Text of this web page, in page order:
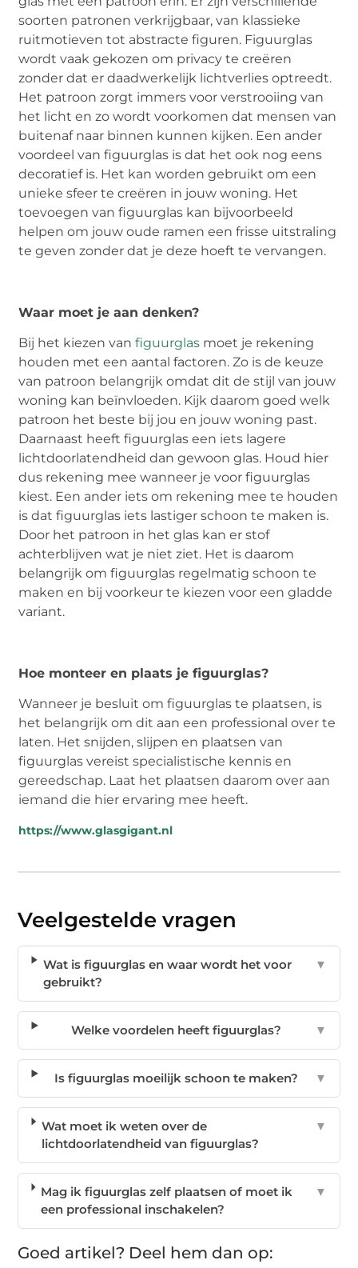
soorten patronen verkrijgbaar, van klassieke
ruitmotieven tot abstracte figuren. Figuurglas
wordt vaak gekozen om privacy te creëren
zonder dat er daadwerkelijk lichtverlies optreedt.
Het patroon zorgt immers voor verstrooiing van
het licht en zo wordt voorkomen dat mensen van
buitenaf naar binnen kunnen kijken. Een ander
voordeel van figuurglas is dat het ook nog eens
decoratief is. Het kan worden gebruikt om een
unieke sfeer te creëren in jouw woning. Het
toevoegen van figuurglas kan bijvoorbeeld
helpen om jouw oude ramen een frisse uitstraling
te geven zonder dat je deze hoeft te vervangen.
Waar moet je aan denken?
Bij het kiezen vanfiguurglas moet je rekening
houden met een aantal factoren. Zo is de keuze
van patroon belangrijk omdat dit de stijl van jouw
woning kan beïnvloeden. Kijk daarom goed welk
patroon het beste bij jou en jouw woning past.
Daarnaast heeft figuurglas een iets lagere
lichtdoorlatendheid dan gewoon glas. Houd hier
dus rekening mee wanneer je voor figuurglas
kiest. Een ander iets om rekening mee te houden
is dat figuurglas iets lastiger schoon te maken is.
Door het patroon in het glas kan er stof
achterblijven wat je niet ziet. Het is daarom
belangrijk om figuurglas regelmatig schoon te
maken en bij voorkeur te kiezen voor een gladde
variant.
Hoe monteer en plaats je figuurglas?
Wanneer je besluit om figuurglas te plaatsen, is
het belangrijk om dit aan een professional over te
laten. Het snijden, slijpen en plaatsen van
figuurglas vereist specialistische kennis en
gereedschap. Laat het plaatsen daarom over aan
iemand die hier ervaring mee heeft.
https://www.glasgigant.nl
Veelgestelde vragen
Wat is figuurglas en waar wordt het voor
gebruikt?
▼
Welke voordelen heeft figuurglas? ▼
Is figuurglas moeilijk schoon te maken? ▼
Wat moet ik weten over de
lichtdoorlatendheid van figuurglas?
▼
Mag ik figuurglas zelf plaatsen of moet ik
een professional inschakelen?
▼
Goed artikel? Deel hem dan op: